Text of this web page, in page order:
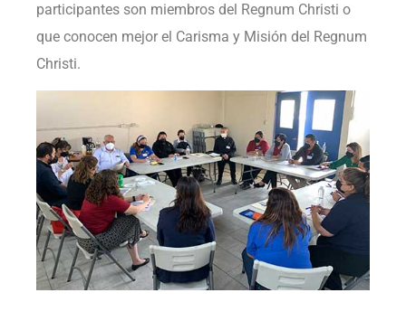
participantes son miembros del Regnum Christi o
que conocen mejor el Carisma y Misión del Regnum
Christi.